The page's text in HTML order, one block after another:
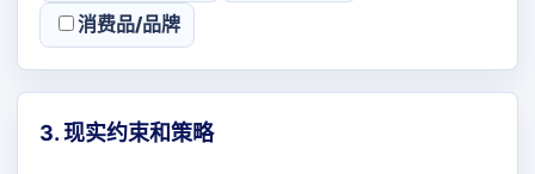
消费品/品牌
3. 现实约束和策略